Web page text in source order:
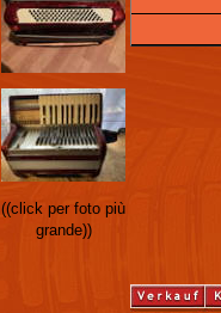
((click per foto più
grande))